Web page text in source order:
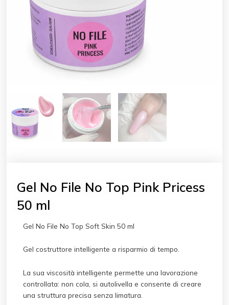
Gel No File No Top Pink Pricess
50 ml
Gel No File No Top Soft Skin 50 ml
Gel costruttore intelligente a risparmio di tempo.
La sua viscosità intelligente permette una lavorazione
controllata: non cola, si autolivella e consente di creare
una struttura precisa senza limatura.